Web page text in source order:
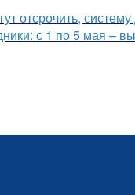
отсрочить,
с 1 по 5 мая –